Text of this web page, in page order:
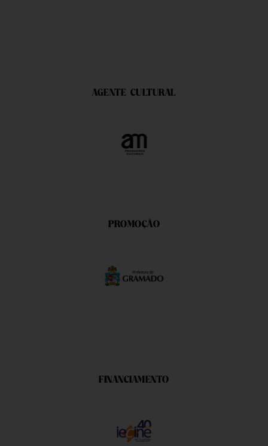
AGENTE CULTURAL
PROMOÇÃO
FINANCIAMENTO